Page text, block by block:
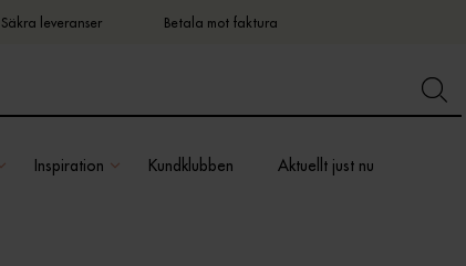
Säkra leveranser Betala mot faktura
Inspiration Kundklubben Aktuellt just nu